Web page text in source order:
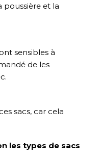
poussière et la
sensibles à
de les
sacs, car cela
les types de sacs